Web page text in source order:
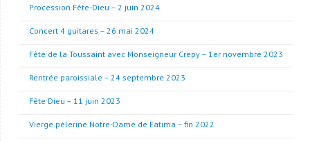
Procession Fête-Dieu – 2 juin 2024
Concert 4 guitares – 26 mai 2024
Fête de la Toussaint avec Monseigneur Crepy – 1er novembre 2023
Rentrée paroissiale – 24 septembre 2023
Fête Dieu – 11 juin 2023
Vierge pèlerine Notre-Dame de Fatima – fin 2022